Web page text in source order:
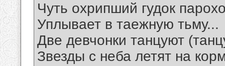
Чуть охрипший гудок
Уплывает в таежную тьму...
Две девчонки танцуют
Звезды с неба летят на